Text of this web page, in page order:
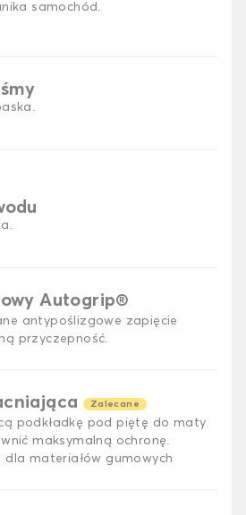
samochód.
Autogrip®
antypoślizgowe zapięcie
przyczepność.
Zalecane
podkładkę pod piętę do maty
maksymalną ochronę.
materiałów gumowych